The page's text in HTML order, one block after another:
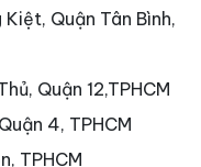
Kiệt, Quận Tân Bình,
Quận 12,TPHCM
4, TPHCM
TPHCM